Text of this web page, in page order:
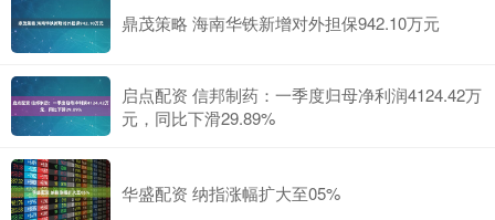
鼎茂策略 海南华铁新增对外担保942.10万元
启点配资 信邦制药：一季度归母净利润4124.42万
元，同比下滑29.89%
华盛配资 纳指涨幅扩大至05%